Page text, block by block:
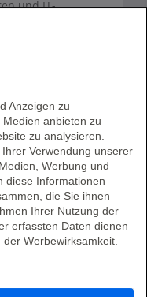
Anzeigen zu
anbieten zu
zu analysieren.
Verwendung unserer
Werbung und
diese Informationen
die Sie ihnen
Ihrer Nutzung der
erfassten Daten dienen
Werbewirksamkeit.
und IT-
aus einer